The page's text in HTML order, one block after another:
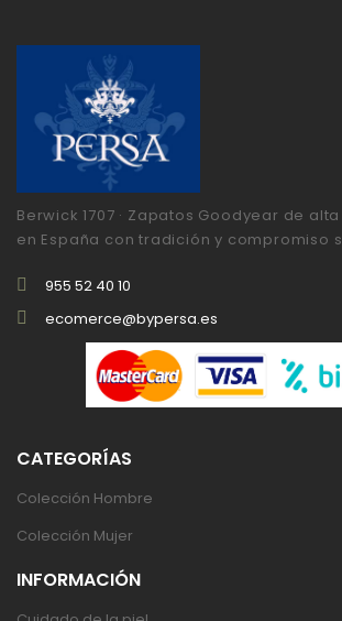
Berwick 1707 · Zapatos Goodyear de
en España con tradición y compromiso
955 52 40 10
ecomerce@bypersa.es
CATEGORÍAS
Colección Hombre
Colección Mujer
INFORMACIÓN